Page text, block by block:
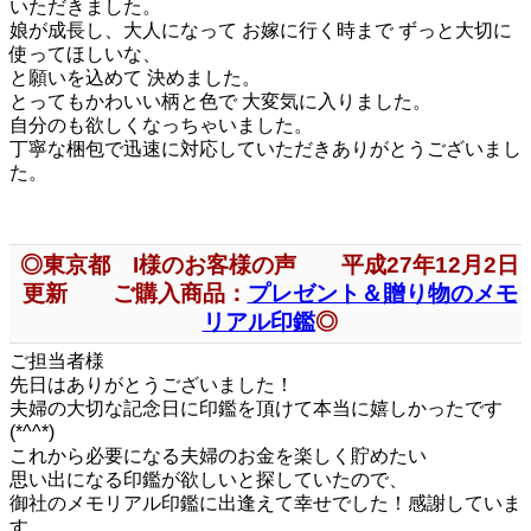
いただきました。
娘が成長し、大人になって お嫁に行く時まで ずっと大切に
使ってほしいな、
と願いを込めて 決めました。
とってもかわいい柄と色で 大変気に入りました。
自分のも欲しくなっちゃいました。
丁寧な梱包で迅速に対応していただきありがとうございまし
た。
◎東京都 I様のお客様の声 平成27年12月2日
更新 ご購入商品： プレゼント＆贈り物のメモ
リアル印鑑◎
ご担当者様
先日はありがとうございました！
夫婦の大切な記念日に印鑑を頂けて本当に嬉しかったです
(*^^*)
これから必要になる夫婦のお金を楽しく貯めたい
思い出になる印鑑が欲しいと探していたので、
御社のメモリアル印鑑に出逢えて幸せでした！感謝していま